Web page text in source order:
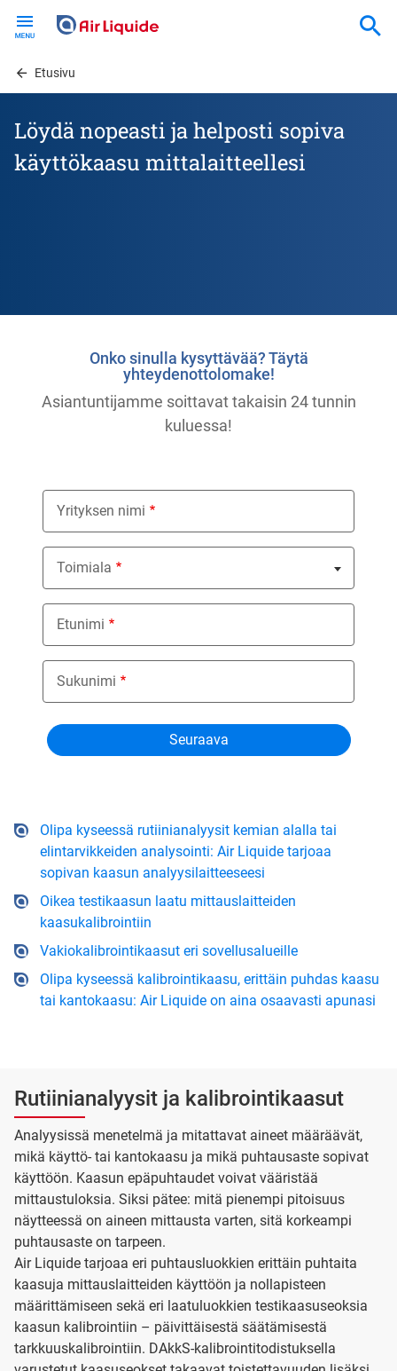
contentEtusivu
Löydä nopeasti ja helposti sopiva
käyttökaasu mittalaitteellesi
Olipa kyseessä rutiinianalyysit kemian alalla tai
elintarvikkeiden analysointi: Air Liquide tarjoaa
sopivan kaasun analyysilaitteeseesi
Oikea testikaasun laatu mittauslaitteiden
kaasukalibrointiin
Vakiokalibrointikaasut eri sovellusalueille
Olipa kyseessä kalibrointikaasu, erittäin puhdas kaasu
tai kantokaasu: Air Liquide on aina osaavasti apunasi
Rutiinianalyysit ja kalibrointikaasut
Analyysissä menetelmä ja mitattavat aineet määräävät,
mikä käyttö- tai kantokaasu ja mikä puhtausaste sopivat
käyttöön. Kaasun epäpuhtaudet voivat vääristää
mittaustuloksia. Siksi pätee: mitä pienempi pitoisuus
näytteessä on aineen mittausta varten, sitä korkeampi
puhtausaste on tarpeen.
Air Liquide tarjoaa eri puhtausluokkien erittäin puhtaita
kaasuja mittauslaitteiden käyttöön ja nollapisteen
määrittämiseen sekä eri laatuluokkien testikaasuseoksia
kaasun kalibrointiin – päivittäisestä säätämisestä
tarkkuuskalibrointiin. DAkkS-kalibrointitodistuksella
Onko sinulla kysyttävää? Täytä
yhteydenottolomake!
Asiantuntijamme soittavat takaisin 24 tunnin
kuluessa!
Yrityksen nimi
Toimiala
Nothing selected
Etunimi
Sukunimi